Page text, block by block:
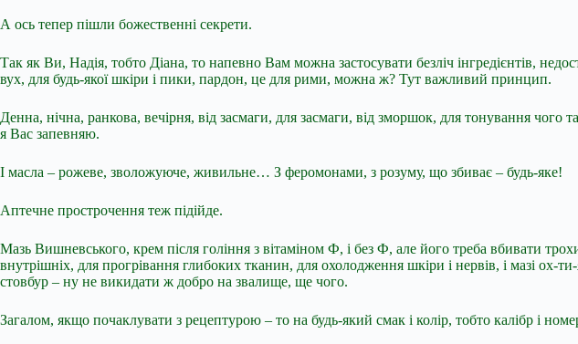
А ось тепер пішли божественні секрети.
Так як Ви, Надія, тобто Діана, то напевно Вам можна застосувати безліч інгредієнтів,
вух, для будь-якої шкіри і пики, пардон, це для рими, можна ж? Тут важливий принцип.
Денна, нічна, ранкова, вечірня, від засмаги, для засмаги, від зморшок, для тонування
я Вас запевняю.
І масла – рожеве, зволожуюче, живильне… З феромонами, з розуму, що збиває – будь-яке!
Аптечне прострочення теж підійде.
Мазь Вишневського, крем після гоління з вітаміном Ф, і без Ф, але його треба вбивати
внутрішніх, для прогрівання глибоких тканин, для охолодження шкіри і нервів, і мазі
стовбур – ну не викидати ж добро на звалище, ще чого.
Загалом, якщо почаклувати з рецептурою – то на будь-який смак і колір, тобто калібр і